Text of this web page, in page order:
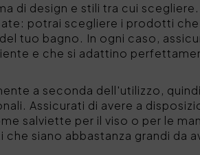
di design e stili tra cui scegliere.
potrai scegliere i prodotti che
tuo bagno. In ogni caso,
e che si adattino
a seconda dell'utilizzo,
Assicurati di avere a
salviette per il viso o per le
siano abbastanza grandi da